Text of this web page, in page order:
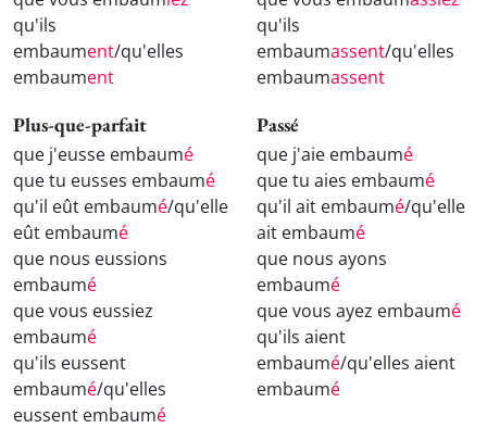
qu'ils
embaument/qu'elles
embaument
qu'ils
embaumassent/qu'elles
embaumassent
Plus-que-parfait
que j'eusse embaumé
que tu eusses embaumé
qu'il eût embaumé/qu'elle
eût embaumé
que nous eussions
embaumé
que vous eussiez
embaumé
qu'ils eussent
embaumé/qu'elles
eussent embaumé
Passé
que j'aie embaumé
que tu aies embaumé
qu'il ait embaumé/qu'elle
ait embaumé
que nous ayons
embaumé
que vous ayez embaumé
qu'ils aient
embaumé/qu'elles aient
embaumé